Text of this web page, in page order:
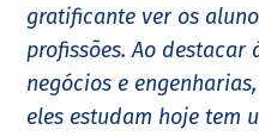
gratificante ver os
profissões. Ao destacar
negócios e
eles estudam hoje tem